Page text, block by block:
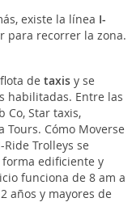
existe la línea I-
para recorrer la zona.
de taxis y se
habilitadas. Entre las
Co, Star taxis,
Tours. Cómo Moverse
Trolleys se
edificiente y
funciona de 8 am a
años y mayores de